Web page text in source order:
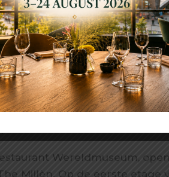
Wereldmuseum,
Millèn. Op de eerste etage